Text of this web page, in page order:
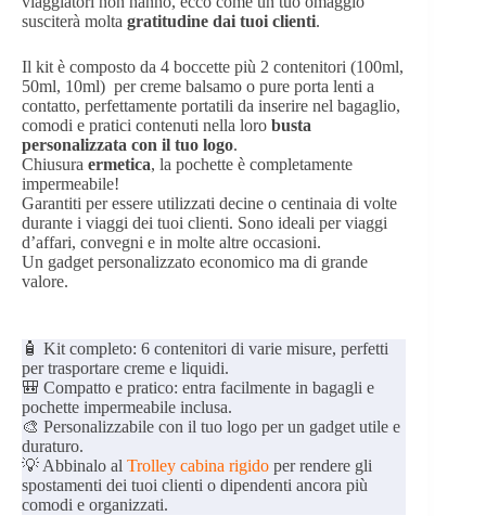
susciterà molta gratitudine dai tuoi clienti.
Il kit è composto da 4 boccette più 2 contenitori (100ml,
50ml, 10ml) per creme balsamo o pure porta lenti a
contatto, perfettamente portatili da inserire nel bagaglio,
comodi e pratici contenuti nella loro busta
personalizzata con il tuo logo.
Chiusura ermetica, la pochette è completamente
impermeabile!
Garantiti per essere utilizzati decine o centinaia di volte
durante i viaggi dei tuoi clienti. Sono ideali per viaggi
d’affari, convegni e in molte altre occasioni.
Un gadget personalizzato economico ma di grande
valore.
🧴 Kit completo: 6 contenitori di varie misure, perfetti
per trasportare creme e liquidi.
🎒 Compatto e pratico: entra facilmente in bagagli e
pochette impermeabile inclusa.
🎨 Personalizzabile con il tuo logo per un gadget utile e
duraturo.
💡 Abbinalo al Trolley cabina rigido per rendere gli
spostamenti dei tuoi clienti o dipendenti ancora più
comodi e organizzati.